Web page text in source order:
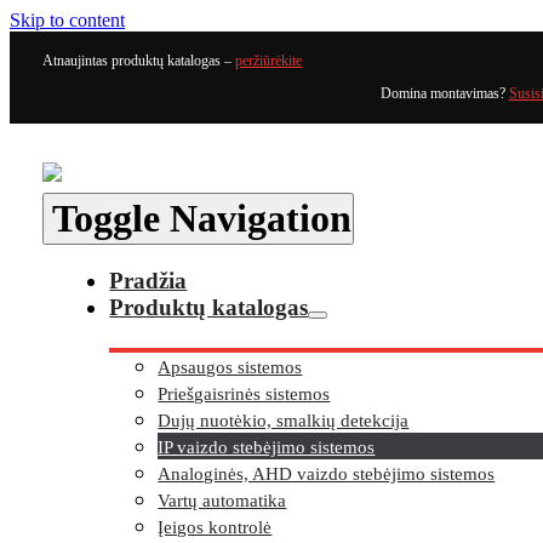
Skip to content
Atnaujintas produktų katalogas –peržiūrėkite
Domina montavimas?
Toggle Navigation
Pradžia
Produktų katalogas
Apsaugos sistemos
Priešgaisrinės sistemos
Dujų nuotėkio, smalkių detekcija
IP vaizdo stebėjimo sistemos
Analoginės, AHD vaizdo stebėjimo sistemos
Vartų automatika
Įeigos kontrolė